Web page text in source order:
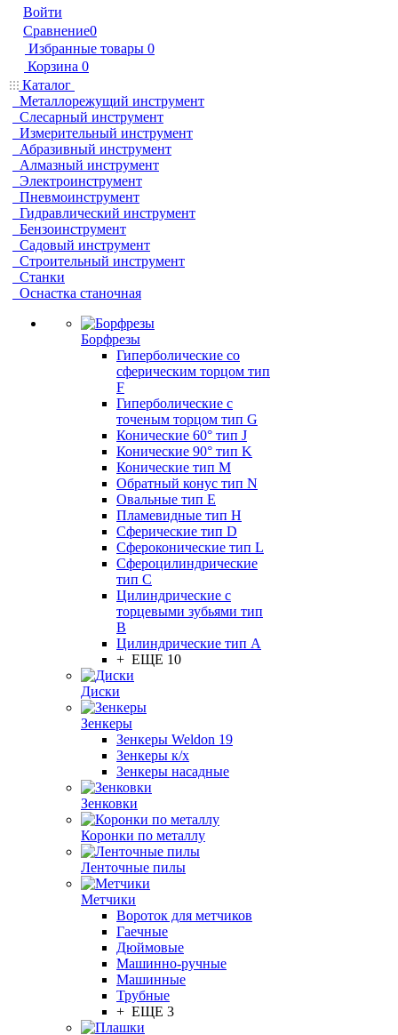
Войти
Сравнение0
Избранные товары 0
Корзина 0
Каталог
Металлорежущий инструмент
Слесарный инструмент
Измерительный инструмент
Абразивный инструмент
Алмазный инструмент
Электроинструмент
Пневмоинструмент
Гидравлический инструмент
Бензоинструмент
Садовый инструмент
Строительный инструмент
Станки
Оснастка станочная
Борфрезы
Гиперболические cо
сферическим торцом тип
F
Гиперболические с
точеным торцом тип G
Конические 60° тип J
Конические 90° тип K
Конические тип M
Обратный конус тип N
Овальные тип E
Пламевидные тип H
Сферические тип D
Сфероконические тип L
Сфероцилиндрические
тип C
Цилиндрические с
торцевыми зубьями тип
B
Цилиндрические тип А
+ ЕЩЕ 10
Диски
Зенкеры
Зенкеры Weldon 19
Зенкеры к/х
Зенкеры насадные
Зенковки
Коронки по металлу
Ленточные пилы
Метчики
Вороток для метчиков
Гаечные
Дюймовые
Машинно-ручные
Машинные
Трубные
+ ЕЩЕ 3